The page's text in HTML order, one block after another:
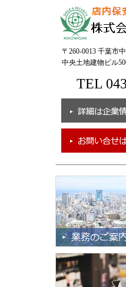
〒260-0013 千葉市
中央土地建物ビル
TEL